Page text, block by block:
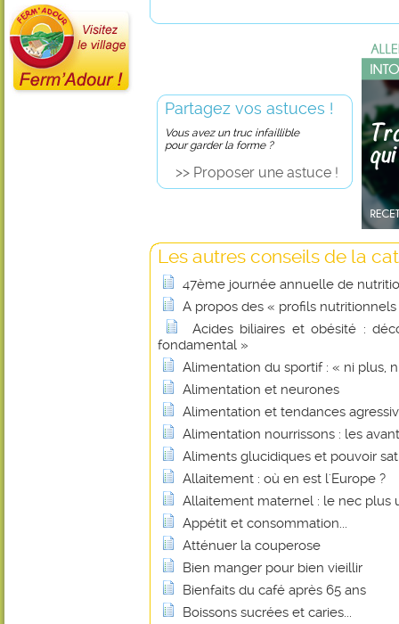
Partagez vos astuces !
Vous avez un truc infaillible
pour garder la forme ?
>> Proposer une astuce !
Les autres conseils de la
47ème journée annuelle de
A propos des « profils nutritionnels
Acides biliaires et obésité :
fondamental »
Alimentation du sportif : « ni plus,
Alimentation et neurones
Alimentation et tendances
Alimentation nourrissons : les
Aliments glucidiques et pouvoir
Allaitement : où en est l'Europe ?
Allaitement maternel : le nec plus
Appétit et consommation...
Atténuer la couperose
Bien manger pour bien vieillir
Bienfaits du café après 65 ans
Boissons sucrées et caries...